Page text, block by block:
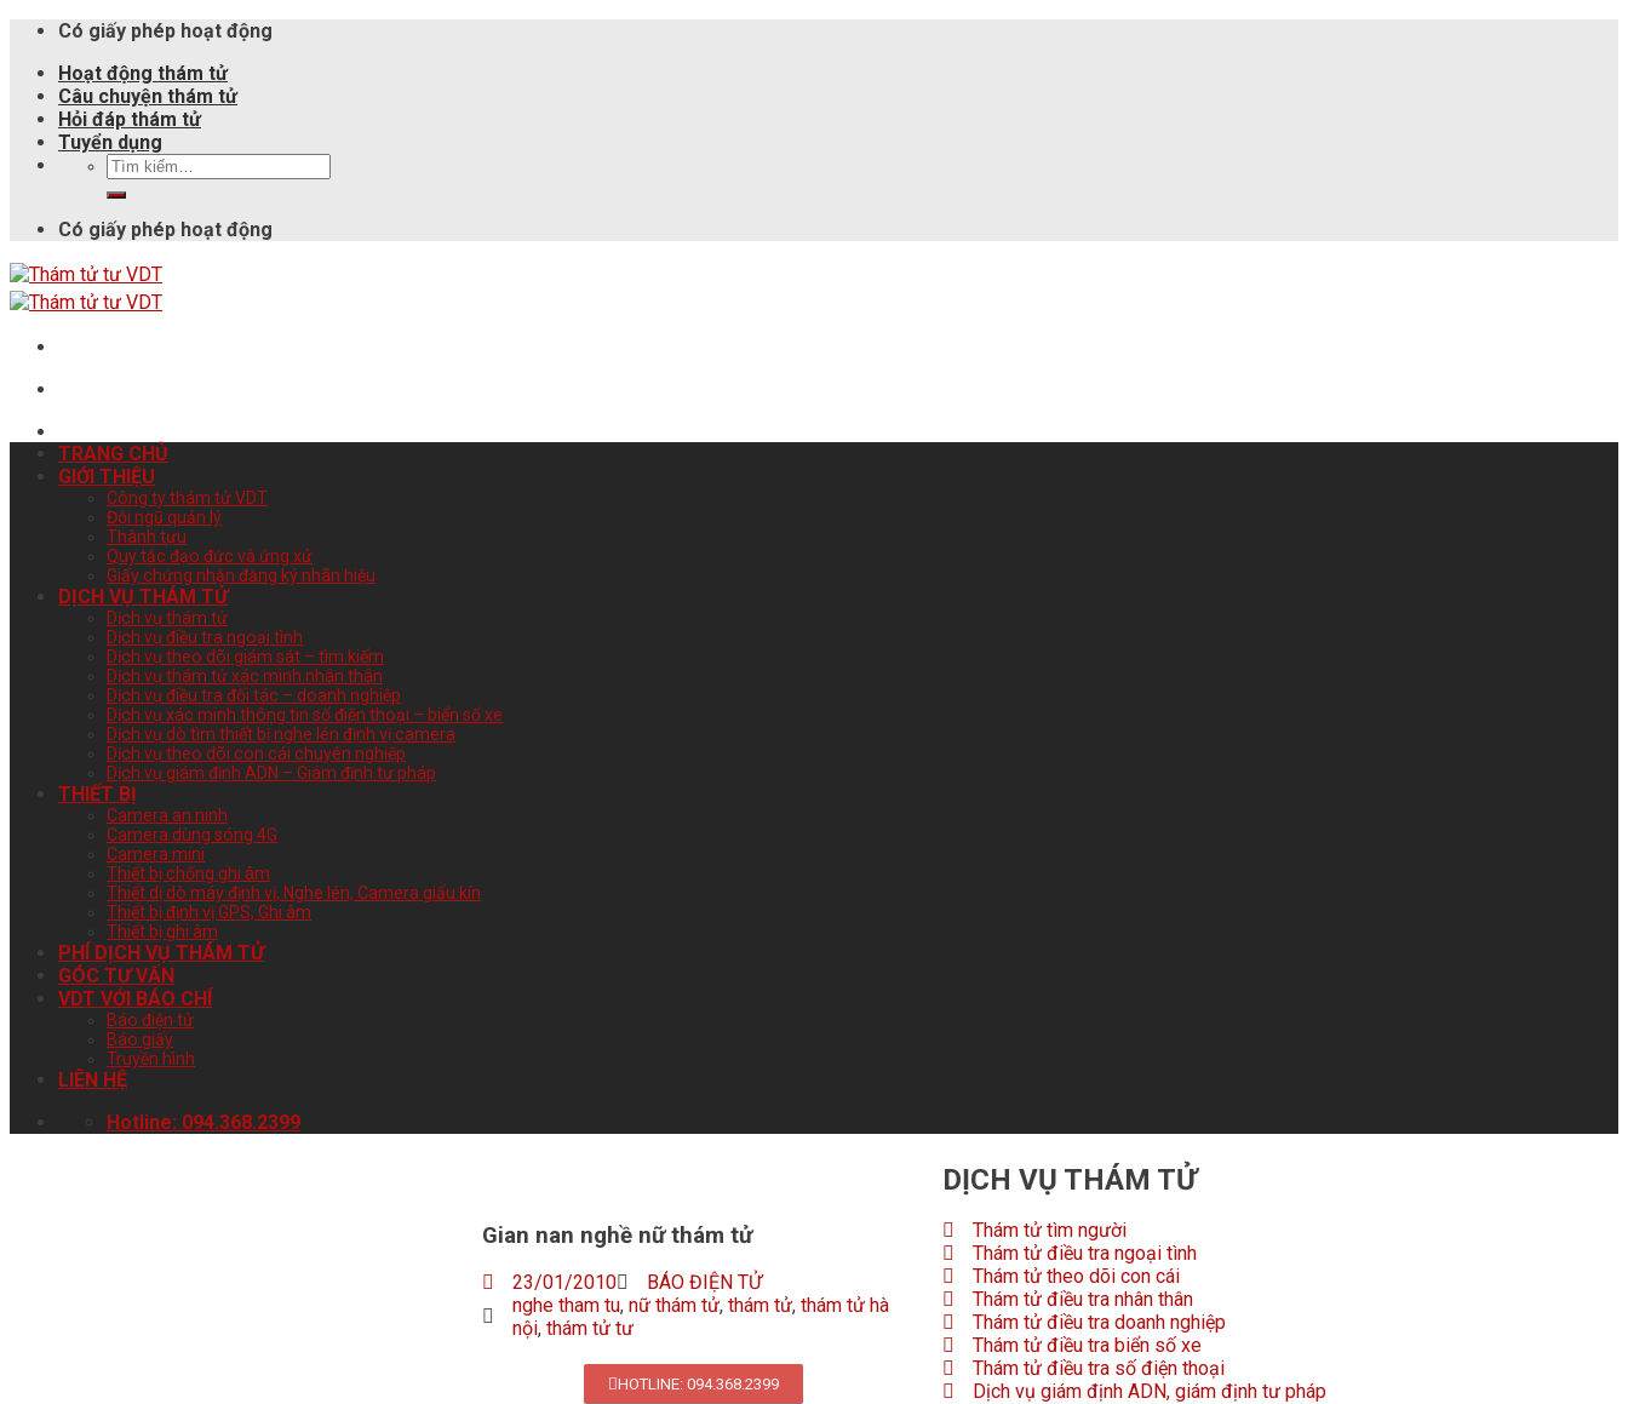
Có giấy phép hoạt động
Hoạt động thám tử
Câu chuyện thám tử
Hỏi đáp thám tử
Tuyển dụng
Có giấy phép hoạt động
TRANG CHỦ
GIỚI THIỆU
Công ty thám tử VDT
Đội ngũ quản lý
Thành tựu
Quy tắc đạo đức và ứng xử
Giấy chứng nhận đăng ký nhãn hiệu
DỊCH VỤ THÁM TỬ
Dịch vụ thám tử
Dịch vụ điều tra ngoại tình
Dịch vụ theo dõi giám sát – tìm kiếm
Dịch vụ thám tử xác minh nhân thân
Dịch vụ điều tra đối tác – doanh nghiệp
Dịch vụ xác minh thông tin số điện thoại – biển số xe
Dịch vụ dò tìm thiết bị nghe lén định vị camera
Dịch vụ theo dõi con cái chuyên nghiệp
Dịch vụ giám định ADN – Giám định tư pháp
THIẾT BỊ
Camera an ninh
Camera dùng sóng 4G
Camera mini
Thiết bị chống ghi âm
Thiết dị dò máy định vị, Nghe lén, Camera giấu kín
Thiết bị định vị GPS, Ghi âm
Thiết bị ghi âm
PHÍ DỊCH VỤ THÁM TỬ
GÓC TƯ VẤN
VDT VỚI BÁO CHÍ
Báo điện tử
Báo giấy
Truyền hình
LIÊN HỆ
Hotline: 094.368.2399
Gian nan nghề nữ thám tử
23/01/2010
BÁO ĐIỆN TỬ
nghe tham tu, nữ thám tử, thám tử, thám tử hà
nội, thám tử tư
HOTLINE: 094.368.2399
DỊCH VỤ THÁM TỬ
Thám tử tìm người
Thám tử điều tra ngoại tình
Thám tử theo dõi con cái
Thám tử điều tra nhân thân
Thám tử điều tra doanh nghiệp
Thám tử điều tra biển số xe
Thám tử điều tra số điện thoại
Dịch vụ giám định ADN, giám định tư pháp